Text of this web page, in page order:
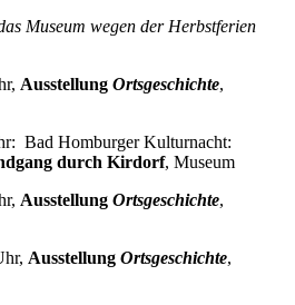
Museum wegen der Herbstferien
Ausstellung Ortsgeschichte,
Bad Homburger Kulturnacht:
durch Kirdorf, Museum
Ausstellung Ortsgeschichte,
Ausstellung Ortsgeschichte,